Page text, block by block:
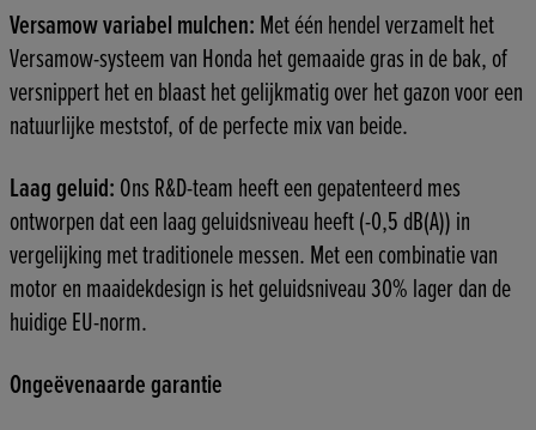
Versamow variabel mulchen: Met één hendel verzamelt het
Versamow-systeem van Honda het gemaaide gras in de bak, of
versnippert het en blaast het gelijkmatig over het gazon voor een
natuurlijke meststof, of de perfecte mix van beide.
Laag geluid: Ons R&D-team heeft een gepatenteerd mes
ontworpen dat een laag geluidsniveau heeft (-0,5 dB(A)) in
vergelijking met traditionele messen. Met een combinatie van
motor en maaidekdesign is het geluidsniveau 30% lager dan de
huidige EU-norm.
Ongeëvenaarde garantie